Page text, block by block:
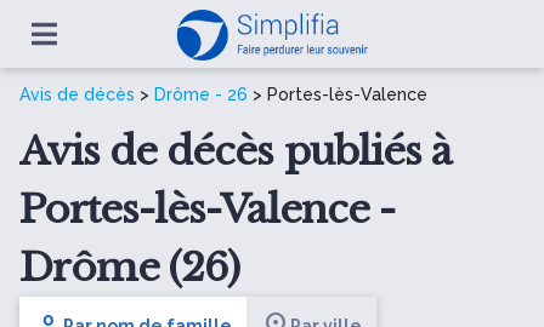
Avis de décès > Drôme - 26 > Portes-lès-Valence
Avis de décès publiés à
Portes-lès-Valence -
Drôme (26)